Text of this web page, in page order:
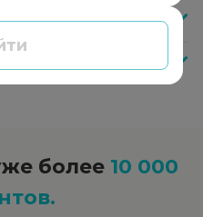
специалистом?
что делать?
более 10 000